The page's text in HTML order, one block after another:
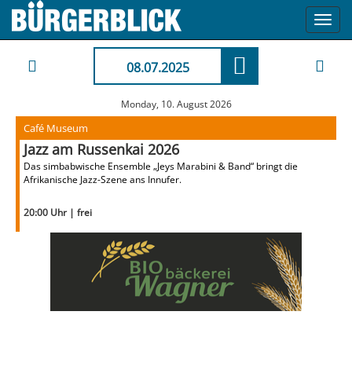
08.07.2025
Monday, 10. August 2026
Café Museum
Jazz am Russenkai 2026
Das simbabwische Ensemble „Jeys Marabini & Band“ bringt die
Afrikanische Jazz-Szene ans Innufer.
20:00 Uhr | frei